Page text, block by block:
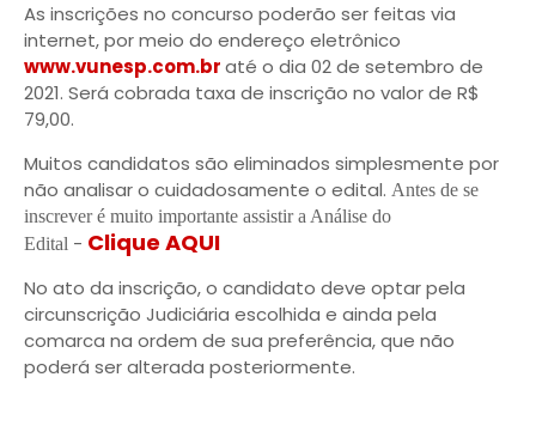
As inscrições no concurso poderão ser feitas via
internet, por meio do endereço eletrônico
www.vunesp.com.braté o dia 02 de setembro de
2021. Será cobrada taxa de inscrição no valor de R$
79,00.
Muitos candidatos são eliminados simplesmente por
não analisar o cuidadosamente o edital. Antes de se
inscrever é muito importante assistir a Análise do
Edital - Clique AQUI
No ato da inscrição, o candidato deve optar pela
circunscrição Judiciária escolhida e ainda pela
comarca na ordem de sua preferência, que não
poderá ser alterada posteriormente.